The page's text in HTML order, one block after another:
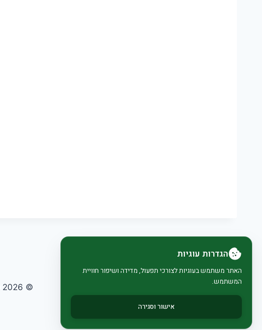
© 2026 בית וגן - WordPress Theme by
הגדרות עוגיות
האתר משתמש בעוגיות לצורכי תפעול, מדידה ושיפור חוויית
המשתמש.
אישור וסגירה